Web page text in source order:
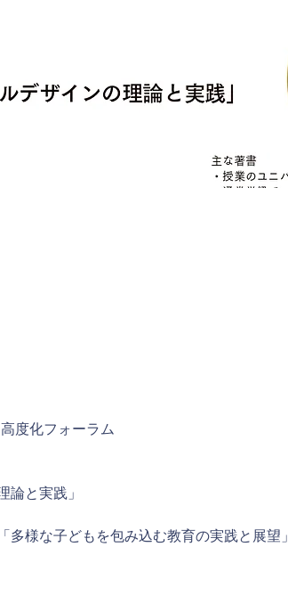
度化フォーラム
論と実践」
多様な子どもを包み込む教育の実践と展望」